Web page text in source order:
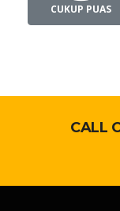
CUKUP PUAS
CALL